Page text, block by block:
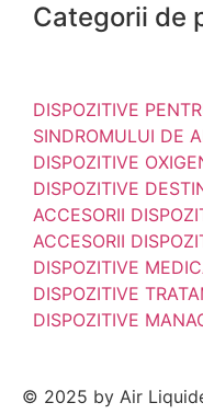
Categorii de
DISPOZITIVE
SINDROMULUI DE
DISPOZITIVE
DISPOZITIVE
ACCESORII
ACCESORII
DISPOZITIVE
DISPOZITIVE
DISPOZITIVE
© 2025 by Air